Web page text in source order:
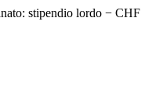
stipendio lordo − CHF